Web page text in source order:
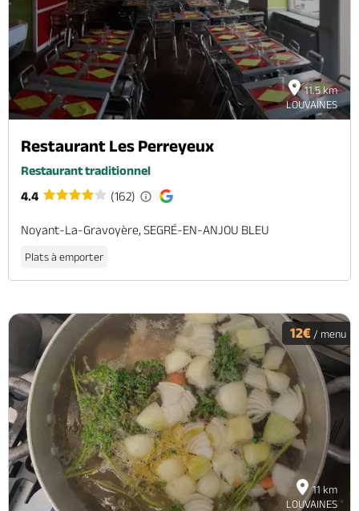
11.5 km
LOUVAINES
Restaurant Les Perreyeux
Restaurant traditionnel
4.4
(162)
Noyant-La-Gravoyère, SEGRÉ-EN-ANJOU BLEU
Plats à emporter
11 km
LOUVAINES
12€ / menu